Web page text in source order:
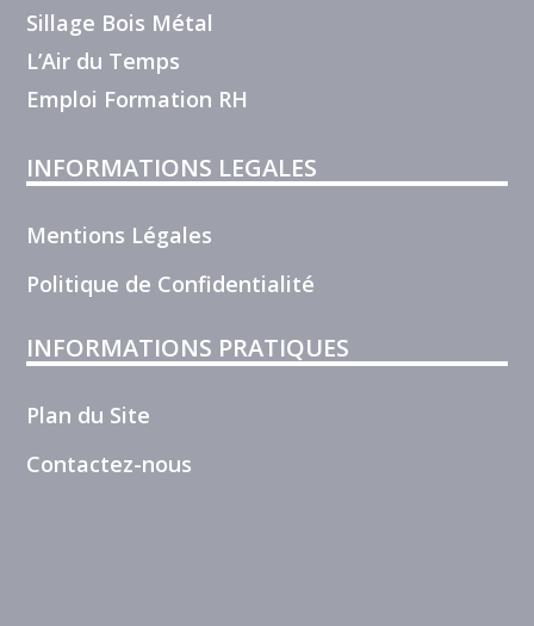
Sillage Bois Métal
L’Air du Temps
Emploi Formation RH
INFORMATIONS LEGALES
Mentions Légales
Politique de Confidentialité
INFORMATIONS PRATIQUES
Plan du Site
Contactez-nous